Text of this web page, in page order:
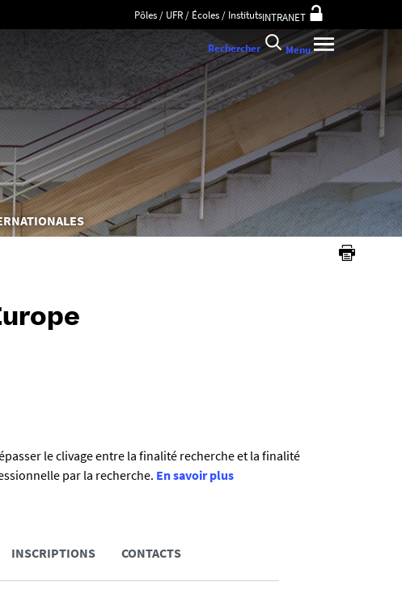
Pôles / UFR / Écoles / InstitutsINTRANET
Rechercher Menu
le clivage entre la finalité recherche et la finalité
par la recherche. En savoir plus
INSCRIPTIONS CONTACTS